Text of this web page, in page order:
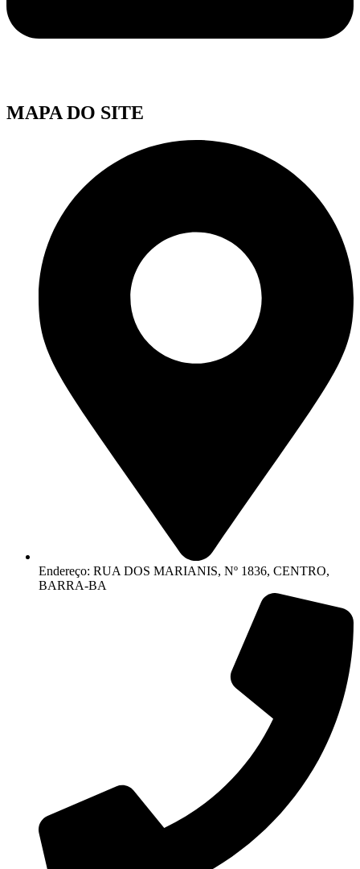
MAPA DO SITE
Endereço: RUA DOS MARIANIS, Nº 1836, CENTRO,
BARRA-BA